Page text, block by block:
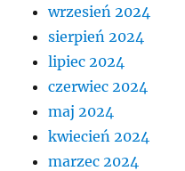
wrzesień 2024
sierpień 2024
lipiec 2024
czerwiec 2024
maj 2024
kwiecień 2024
marzec 2024